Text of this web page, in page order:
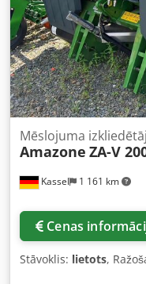
Kassel 1 161 km
Mēslojuma
Amazone ZA-V
Cenas
Stāvoklis: lietots,